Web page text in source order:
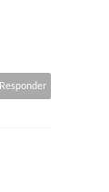
Responder